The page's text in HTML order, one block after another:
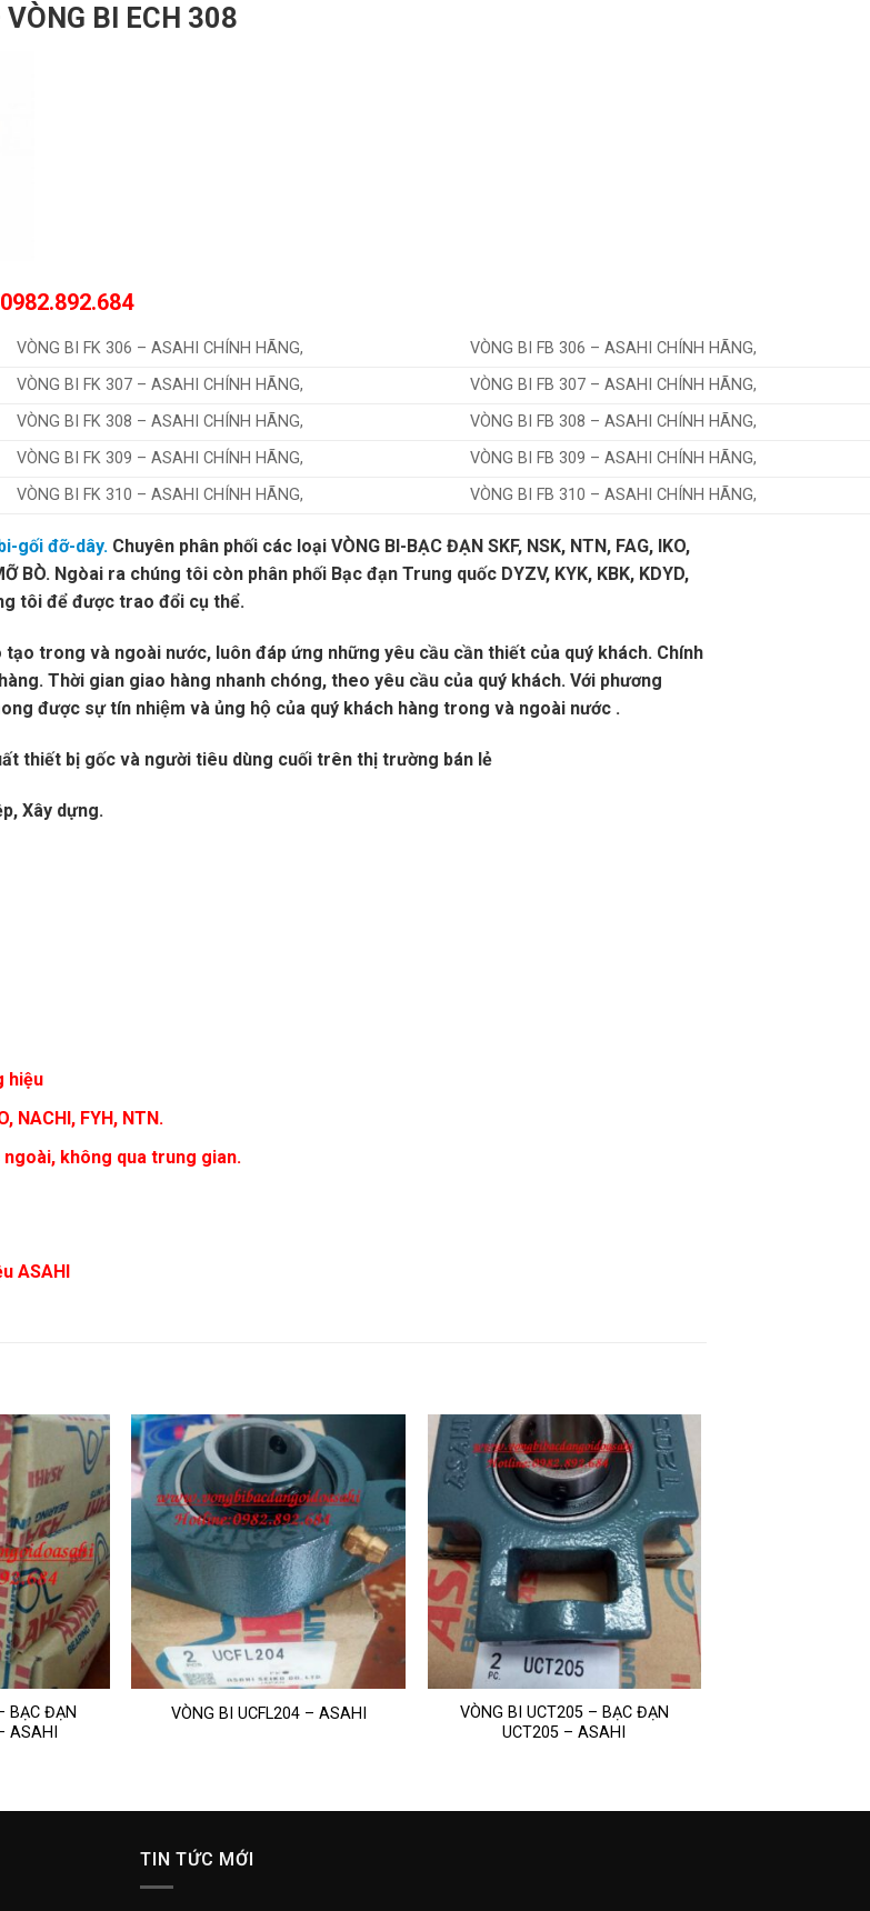
BI ECH 308
VÒNG BI FK 306 – ASAHI CHÍNH HÃNG,
VÒNG BI FB 306 – ASAHI CHÍNH HÃNG,
VÒNG BI FK 307 – ASAHI CHÍNH HÃNG,
VÒNG BI FB 307 – ASAHI CHÍNH HÃNG,
VÒNG BI FK 308 – ASAHI CHÍNH HÃNG,
VÒNG BI FB 308 – ASAHI CHÍNH HÃNG,
VÒNG BI FK 309 – ASAHI CHÍNH HÃNG,
VÒNG BI FB 309 – ASAHI CHÍNH HÃNG,
VÒNG BI FK 310 – ASAHI CHÍNH HÃNG, VÒNG BI FB 310 – ASAHI CHÍNH HÃNG,
gối đỡ-dây. Chuyên phân phối các loại VÒNG BI-BẠC ĐẠN SKF, NSK, NTN, FAG, IKO,
BÒ. Ngòai ra chúng tôi còn phân phối Bạc đạn Trung quốc DYZV, KYK, KBK, KDYD,
tôi để được trao đổi cụ thể.
trong và ngoài nước, luôn đáp ứng những yêu cầu cần thiết của quý khách. Chính
Thời gian giao hàng nhanh chóng, theo yêu cầu của quý khách. Với phương
được sự tín nhiệm và ủng hộ của quý khách hàng trong và ngoài nước .
thiết bị gốc và người tiêu dùng cuối trên thị trường bán lẻ
, Xây dựng.
hiệu
NACHI, FYH, NTN.
không qua trung gian.
ASAHI
BẠC ĐẠN
ASAHI
VÒNG BI UCFL204 – ASAHI
VÒNG BI UCT205 – BẠC ĐẠN
UCT205 – ASAHI
TIN TỨC MỚI